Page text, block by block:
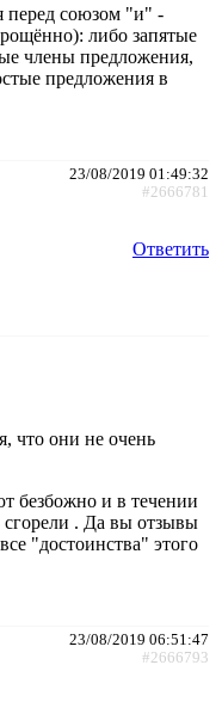
перед союзом "и" -
либо запятые
члены предложения,
предложения в
23/08/2019 01:49:32
#2666781
Ответить
что они не очень
безбожно и в течении
сгорели . Да вы отзывы
"достоинства" этого
23/08/2019 06:51:47
#2666793